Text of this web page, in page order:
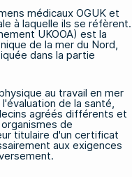
médicaux OGUK et
à laquelle ils se réfèrent.
UKOOA) est la
de la mer du Nord,
dans la partie
au travail en mer
de la santé,
agréés différents et
de
titulaire d'un certificat
aux exigences